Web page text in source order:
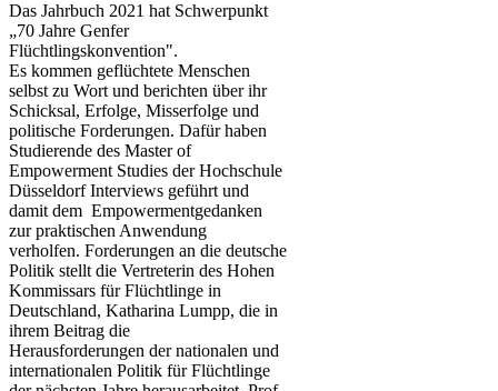
Das Jahrbuch 2021 hat Schwerpunkt
„70 Jahre Genfer
Flüchtlingskonvention".
Es kommen geflüchtete Menschen
selbst zu Wort und berichten über ihr
Schicksal, Erfolge, Misserfolge und
politische Forderungen. Dafür haben
Studierende des Master of
Empowerment Studies der Hochschule
Düsseldorf Interviews geführt und
damit dem Empowermentgedanken
zur praktischen Anwendung
verholfen. Forderungen an die deutsche
Politik stellt die Vertreterin des Hohen
Kommissars für Flüchtlinge in
Deutschland, Katharina Lumpp, die in
ihrem Beitrag die
Herausforderungen der nationalen und
internationalen Politik für Flüchtlinge